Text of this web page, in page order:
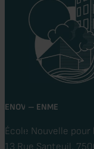
ENOV – ENME
École Nouvelle pour